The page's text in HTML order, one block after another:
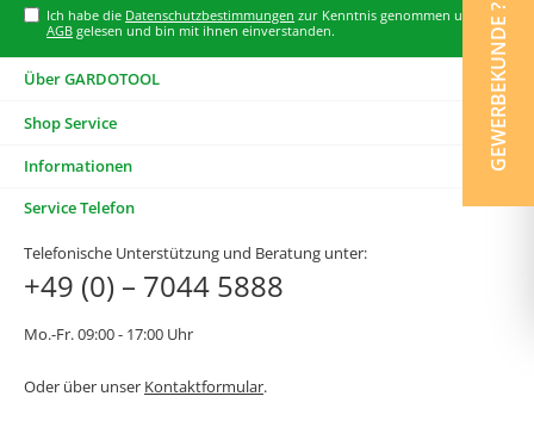
Ich habe die Datenschutzbestimmungen zur Kenntnis genommen und die
AGB gelesen und bin mit ihnen einverstanden.
Über GARDOTOOL
Shop Service
Informationen
Service Telefon
Telefonische Unterstützung und Beratung unter:
+49 (0) – 7044 5888
Mo.-Fr. 09:00 - 17:00 Uhr
Oder über unser Kontaktformular.
GEWERBEKUNDE ?